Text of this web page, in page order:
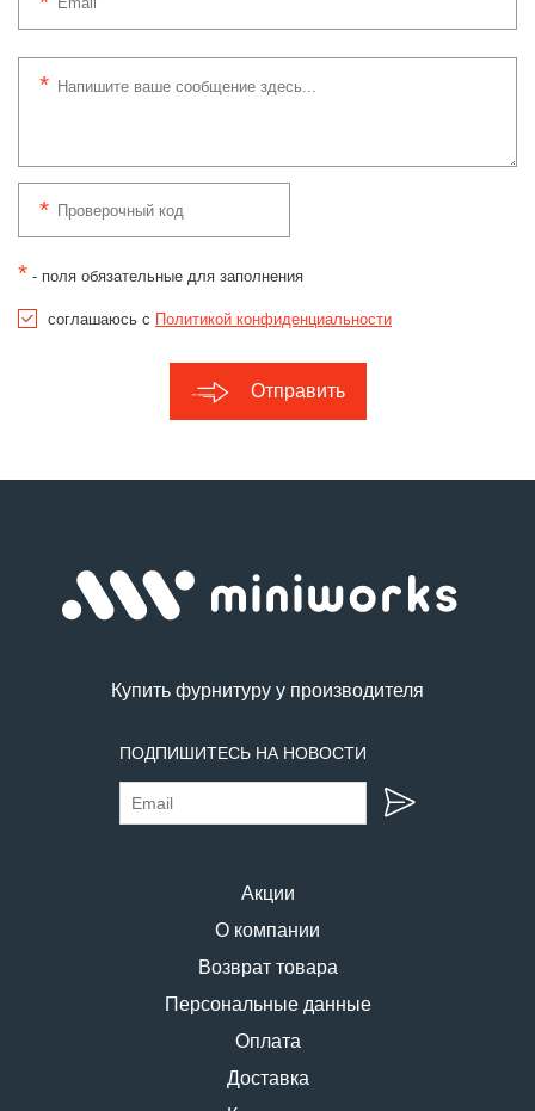
* - поля обязательные для заполнения
соглашаюсь с Политикой конфиденциальности
Отправить
Купить фурнитуру у производителя
ПОДПИШИТЕСЬ НА НОВОСТИ
Акции
О компании
Возврат товара
Персональные данные
Оплата
Доставка